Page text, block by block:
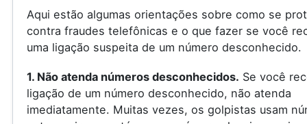
Aqui estão algumas orientações sobre como se
contra fraudes telefônicas e o que fazer se você
uma ligação suspeita de um número desconhecido.
1. Não atenda números desconhecidos. Se você
ligação de um número desconhecido, não atenda
imediatamente. Muitas vezes, os golpistas usam